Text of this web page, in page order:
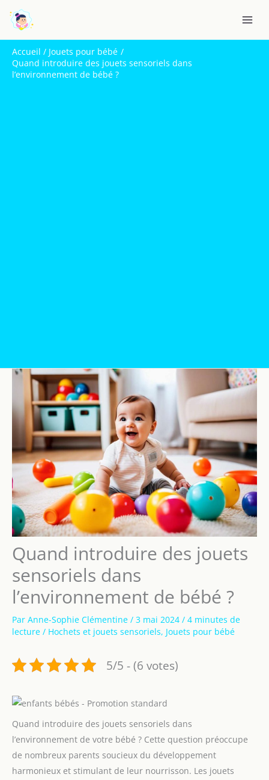
contenu
Accueil
Jouets pour bébé
Quand introduire des jouets sensoriels dans
l’environnement de bébé ?
Quand introduire des jouets
sensoriels dans
l’environnement de bébé ?
Par Anne-Sophie Clémentine / 3 mai 2024 / 4 minutes de
lecture / Hochets et jouets sensoriels, Jouets pour bébé
5/5 - (6 votes)
Quand introduire des jouets sensoriels dans
l’environnement de votre bébé ? Cette question préoccupe
de nombreux parents soucieux du développement
harmonieux et stimulant de leur nourrisson. Les jouets
e
c
h
e